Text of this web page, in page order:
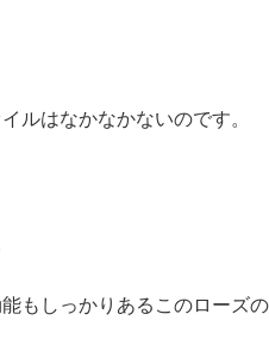
ルはなかなかないのです。
もしっかりあるこのローズの